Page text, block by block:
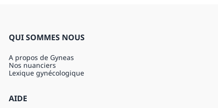
QUI SOMMES NOUS
A propos de Gyneas
Nos nuanciers
Lexique gynécologique
AIDE